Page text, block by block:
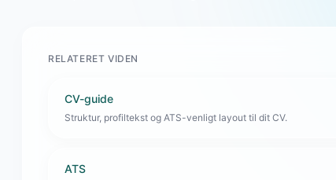
RELATERET VIDEN
CV-guide
Struktur, profiltekst og ATS-venligt layout til dit CV.
ATS